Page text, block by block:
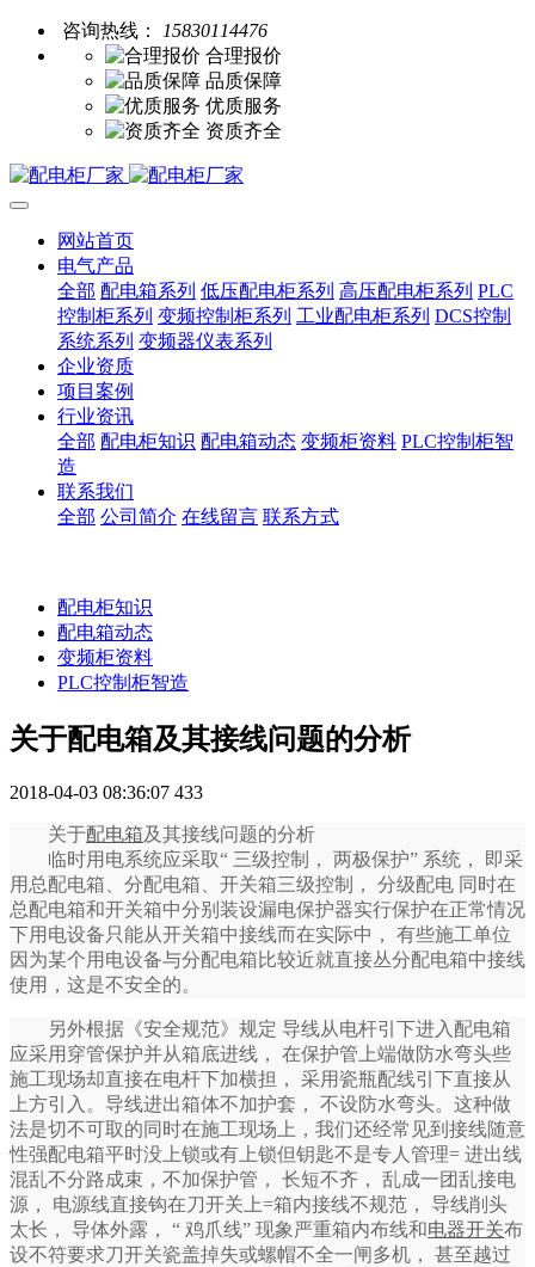
咨询热线：
15830114476
合理报价
品质保障
优质服务
资质齐全
网站首页
电气产品
全部 配电箱系列 低压配电柜系列 高压配电柜系列 PLC
控制柜系列 变频控制柜系列 工业配电柜系列 DCS控制
系统系列 变频器仪表系列
企业资质
项目案例
行业资讯
全部 配电柜知识 配电箱动态 变频柜资料 PLC控制柜智
造
联系我们
全部 公司简介 在线留言 联系方式
配电柜知识
配电箱动态
变频柜资料
PLC控制柜智造
关于配电箱及其接线问题的分析
2018-04-03 08:36:07 433
关于配电箱及其接线问题的分析
临时用电系统应采取“ 三级控制， 两极保护” 系统， 即采
用总配电箱、分配电箱、开关箱三级控制， 分级配电 同时在
总配电箱和开关箱中分别装设漏电保护器实行保护在正常情况
下用电设备只能从开关箱中接线而在实际中， 有些施工单位
因为某个用电设备与分配电箱比较近就直接丛分配电箱中接线
使用，这是不安全的。
另外根据《安全规范》规定 导线从电杆引下进入配电箱
应采用穿管保护并从箱底进线， 在保护管上端做防水弯头些
施工现场却直接在电杆下加横担， 采用瓷瓶配线引下直接从
上方引入。导线进出箱体不加护套， 不设防水弯头。这种做
法是切不可取的同时在施工现场上，我们还经常见到接线随意
性强配电箱平时没上锁或有上锁但钥匙不是专人管理= 进出线
混乱不分路成束，不加保护管， 长短不齐， 乱成一团乱接电
源， 电源线直接钩在刀开关上=箱内接线不规范， 导线削头
太长， 导体外露， “ 鸡爪线” 现象严重箱内布线和电器开关布
设不符要求刀开关瓷盖掉失或螺帽不全一闸多机， 甚至越过